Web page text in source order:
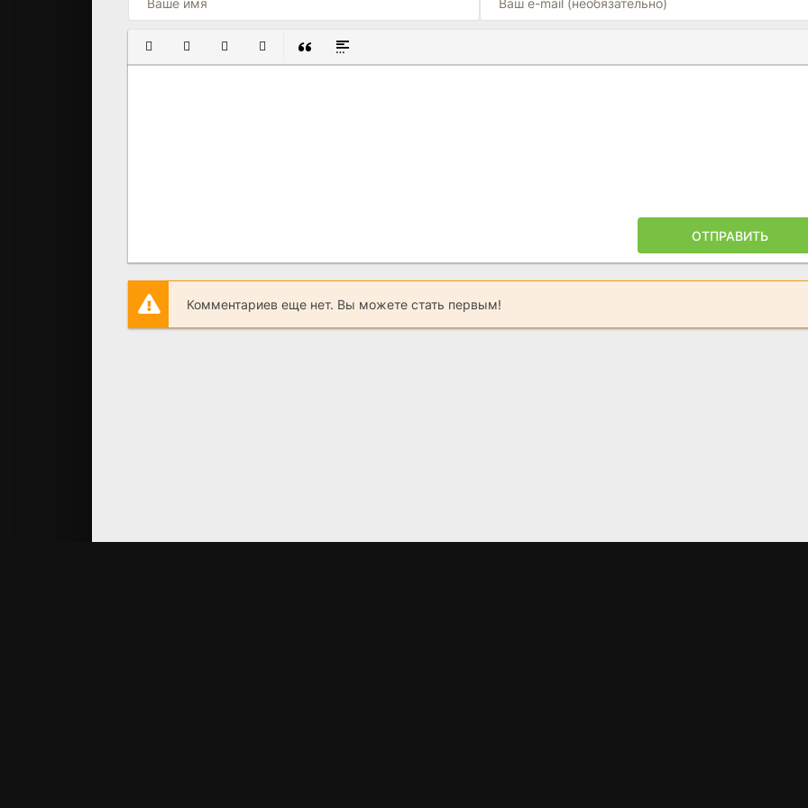
ПОЛУЖИРНЫЙ
КУРСИВПОДЧЕРКНУТЫЙ
ЗАЧЕРКНУТЫЙ
ВСТАВКА ЦИТАТЫ
ВСТАВКА СПОЙЛЕРА
ОТПРАВИТЬ
Комментариев еще нет. Вы можете стать первым!